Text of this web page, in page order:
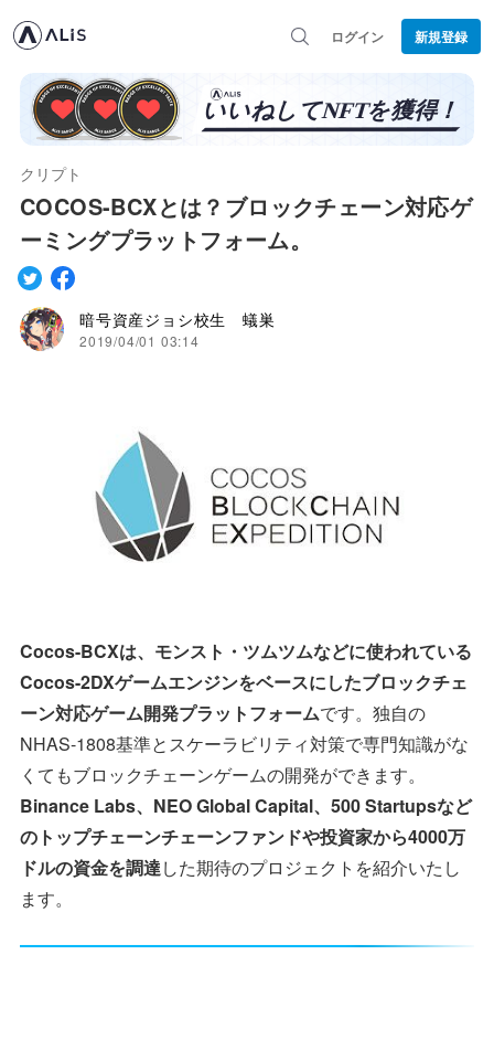
ログイン 新規登録
クリプト
COCOS-BCXとは？ブロックチェーン対応ゲ
ーミングプラットフォーム。
暗号資産ジョシ校生 蟻巣
2019/04/01 03:14
Cocos-BCXは、モンスト・ツムツムなどに使われている
Cocos-2DXゲームエンジンをベースにしたブロックチェ
ーン対応ゲーム開発プラットフォームです。独自の
NHAS-1808基準とスケーラビリティ対策で専門知識がな
くてもブロックチェーンゲームの開発ができます。
Binance Labs、NEO Global Capital、500 Startupsなど
のトップチェーンチェーンファンドや投資家から4000万
ドルの資金を調達した期待のプロジェクトを紹介いたし
ます。